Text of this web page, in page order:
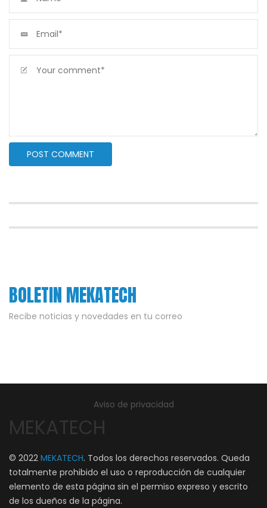
BOLETIN MEKATECH
Recibe noticias y novedades en tu correo
Aviso de privacidad
MEKATECH
© 2022 MEKATECH. Todos los derechos reservados. Queda
totalmente prohibido el uso o reproducción de cualquier
elemento de esta página sin el permiso expreso y escrito
de los dueños de la página.